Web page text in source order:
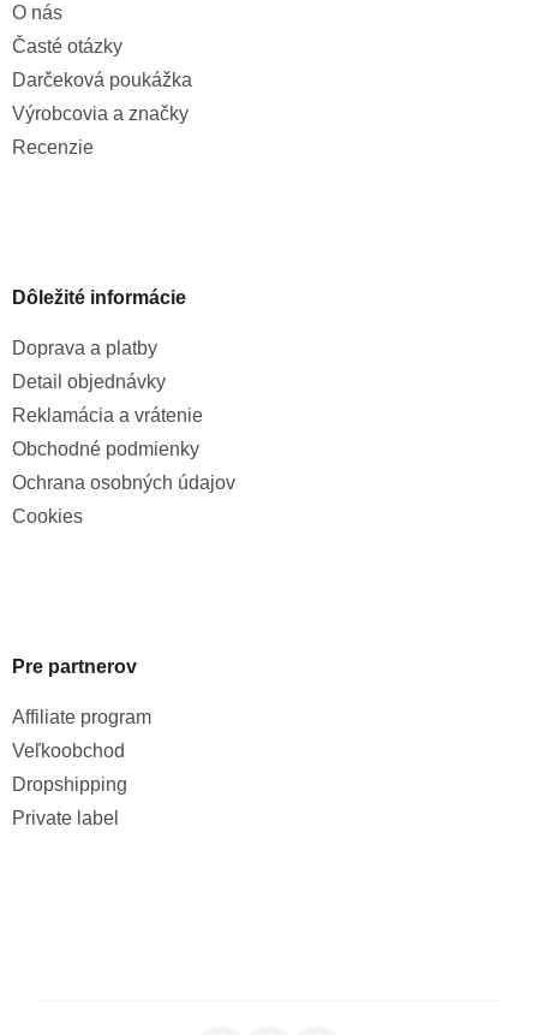
O nás
Časté otázky
Darčeková poukážka
Výrobcovia a značky
Recenzie
Dôležité informácie
Doprava a platby
Detail objednávky
Reklamácia a vrátenie
Obchodné podmienky
Ochrana osobných údajov
Cookies
Pre partnerov
Affiliate program
Veľkoobchod
Dropshipping
Private label